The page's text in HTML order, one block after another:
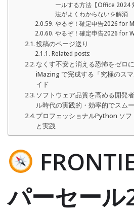
ールする方法【Office 2024
法がよくわからないを解消
やるぞ！確定申告2026 for
やるぞ！確定申告2026 for
投稿のページ送り
Related posts:
なくす不安と消える恐怖をゼロ
iMazing で完成する「究極のス
イド
ソフトウェア品質を高める開発
ル時代の実践的・効率的でスム
プロフェッショナルPython ソ
と実践
パーセール